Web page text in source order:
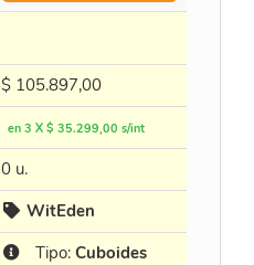
$ 105.897,00
en 3 X $ 35.299,00 s/int
0 u.
WitEden
Tipo: Cuboides